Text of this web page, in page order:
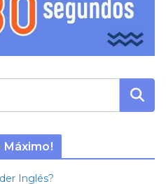
Máximo!
Inglés?